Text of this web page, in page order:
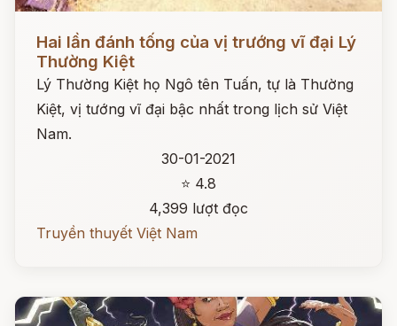
Đọc ngay
Hai lần đánh tống của vị trướng vĩ đại Lý
Thường Kiệt
Lý Thường Kiệt họ Ngô tên Tuấn, tự là Thường
Kiệt, vị tướng vĩ đại bậc nhất trong lịch sử Việt
Nam.
30-01-2021
⭐ 4.8
4,399 lượt đọc
Truyền thuyết Việt Nam